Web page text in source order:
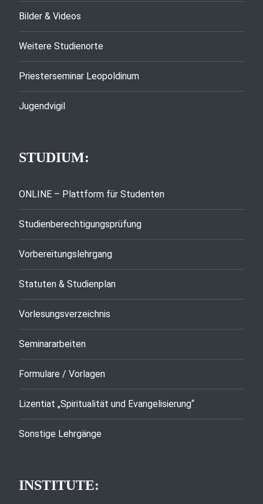
Bilder & Videos
Weitere Studienorte
Priesterseminar Leopoldinum
Jugendvigil
STUDIUM:
ONLINE – Plattform für Studenten
Studienberechtigungsprüfung
Vorbereitungslehrgang
Statuten & Studienplan
Vorlesungsverzeichnis
Seminararbeiten
Formulare / Vorlagen
Lizentiat „Spiritualität und Evangelisierung“
Sonstige Lehrgänge
INSTITUTE: